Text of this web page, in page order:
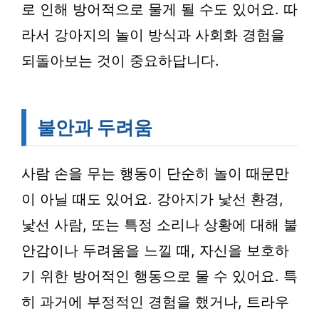
로 인해 방어적으로 물게 될 수도 있어요. 따
라서 강아지의 놀이 방식과 사회화 경험을
되돌아보는 것이 중요하답니다.
불안과 두려움
사람 손을 무는 행동이 단순히 놀이 때문만
이 아닐 때도 있어요. 강아지가 낯선 환경,
낯선 사람, 또는 특정 소리나 상황에 대해 불
안감이나 두려움을 느낄 때, 자신을 보호하
기 위한 방어적인 행동으로 물 수 있어요. 특
히 과거에 부정적인 경험을 했거나, 트라우